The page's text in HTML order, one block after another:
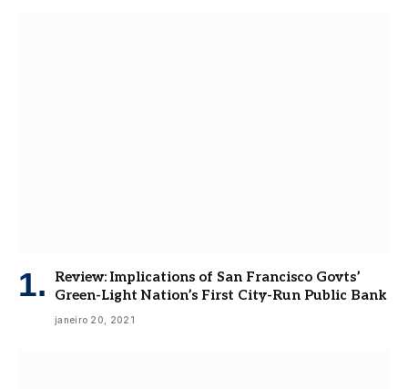
Review: Implications of San Francisco Govts’
Green-Light Nation’s First City-Run Public Bank
janeiro 20, 2021